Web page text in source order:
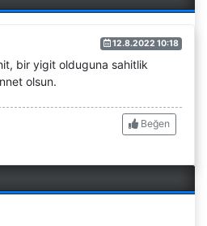
12.8.2022 10:18
bir yigit olduguna sahitlik
olsun.
Beğen